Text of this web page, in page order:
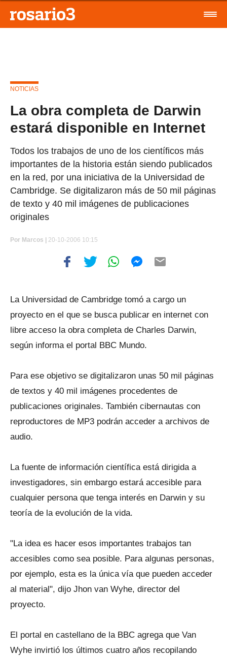
NOTICIAS
La obra completa de Darwin
estará disponible en Internet
Todos los trabajos de uno de los científicos más
importantes de la historia están siendo publicados
en la red, por una iniciativa de la Universidad de
Cambridge. Se digitalizaron más de 50 mil páginas
de texto y 40 mil imágenes de publicaciones
originales
Por Marcos | 20-10-2006 10:15
La Universidad de Cambridge tomó a cargo un
proyecto en el que se busca publicar en internet con
libre acceso la obra completa de Charles Darwin,
según informa el portal BBC Mundo.
Para ese objetivo se digitalizaron unas 50 mil páginas
de textos y 40 mil imágenes procedentes de
publicaciones originales. También cibernautas con
reproductores de MP3 podrán acceder a archivos de
audio.
La fuente de información científica está dirigida a
investigadores, sin embargo estará accesible para
cualquier persona que tenga interés en Darwin y su
teoría de la evolución de la vida.
"La idea es hacer esos importantes trabajos tan
accesibles como sea posible. Para algunas personas,
por ejemplo, esta es la única vía que pueden acceder
al material", dijo Jhon van Wyhe, director del
proyecto.
El portal en castellano de la BBC agrega que Van
Wyhe invirtió los últimos cuatro años recopilando